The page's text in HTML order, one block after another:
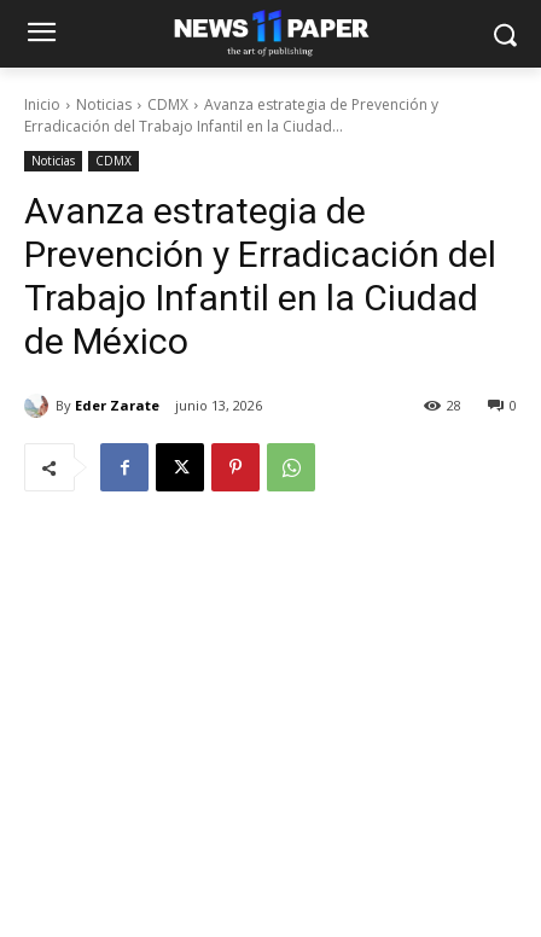
Inicio Noticias CDMX
Avanza estrategia de Prevención y
Erradicación del Trabajo Infantil en la Ciudad...
Noticias CDMX
Avanza estrategia de
Prevención y Erradicación del
Trabajo Infantil en la Ciudad
de México
By Eder Zarate junio 13, 2026 0
28